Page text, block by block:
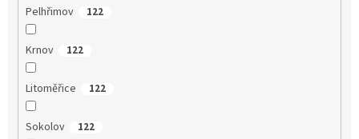
Pelhřimov 122
Krnov 122
Litoměřice 122
Sokolov 122